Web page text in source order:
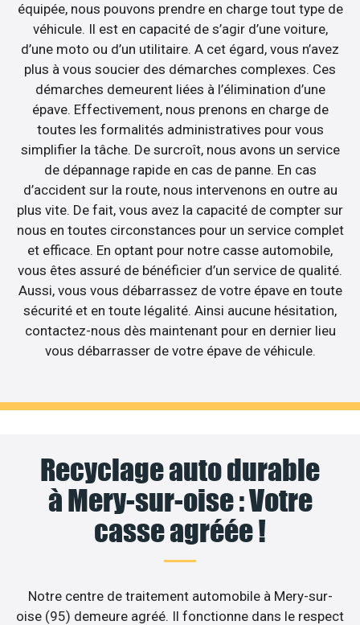
équipée, nous pouvons prendre en charge tout type de
véhicule. Il est en capacité de s’agir d’une voiture,
d’une moto ou d’un utilitaire. A cet égard, vous n’avez
plus à vous soucier des démarches complexes. Ces
démarches demeurent liées à l’élimination d’une
épave. Effectivement, nous prenons en charge de
toutes les formalités administratives pour vous
simplifier la tâche. De surcroît, nous avons un service
de dépannage rapide en cas de panne. En cas
d’accident sur la route, nous intervenons en outre au
plus vite. De fait, vous avez la capacité de compter sur
nous en toutes circonstances pour un service complet
et efficace. En optant pour notre casse automobile,
vous êtes assuré de bénéficier d’un service de qualité.
Aussi, vous vous débarrassez de votre épave en toute
sécurité et en toute légalité. Ainsi aucune hésitation,
contactez-nous dès maintenant pour en dernier lieu
vous débarrasser de votre épave de véhicule.
Recyclage auto durable
à Mery-sur-oise : Votre
casse agréée !
Notre centre de traitement automobile à Mery-sur-
oise (95) demeure agréé. Il fonctionne dans le respect